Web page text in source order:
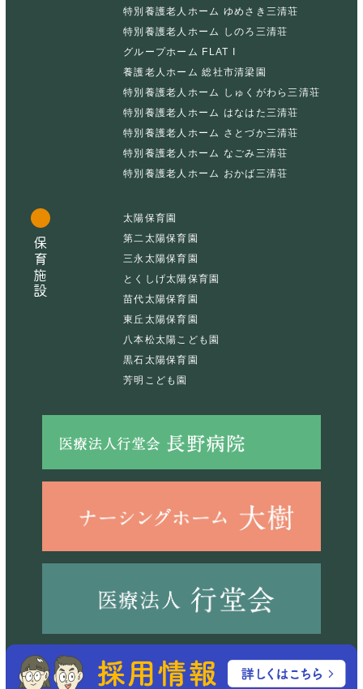
特別養護老人ホーム ゆめさき三清荘
特別養護老人ホーム しのろ三清荘
グループホーム FLAT I
養護老人ホーム 総社市清梁園
特別養護老人ホーム しゅくがわら三清荘
特別養護老人ホーム はなはた三清荘
特別養護老人ホーム さとづか三清荘
特別養護老人ホーム なごみ三清荘
特別養護老人ホーム おかば三清荘
保育施設
太陽保育園
第二太陽保育園
三永太陽保育園
とくしげ太陽保育園
苗代太陽保育園
東丘太陽保育園
八本松太陽こども園
黒石太陽保育園
芳明こども園
©2023 社会福祉法人経山会